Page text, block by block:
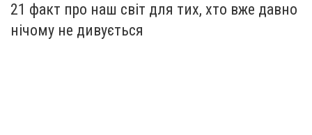
21 факт про наш світ для тих, хто вже давно
нічому не дивується